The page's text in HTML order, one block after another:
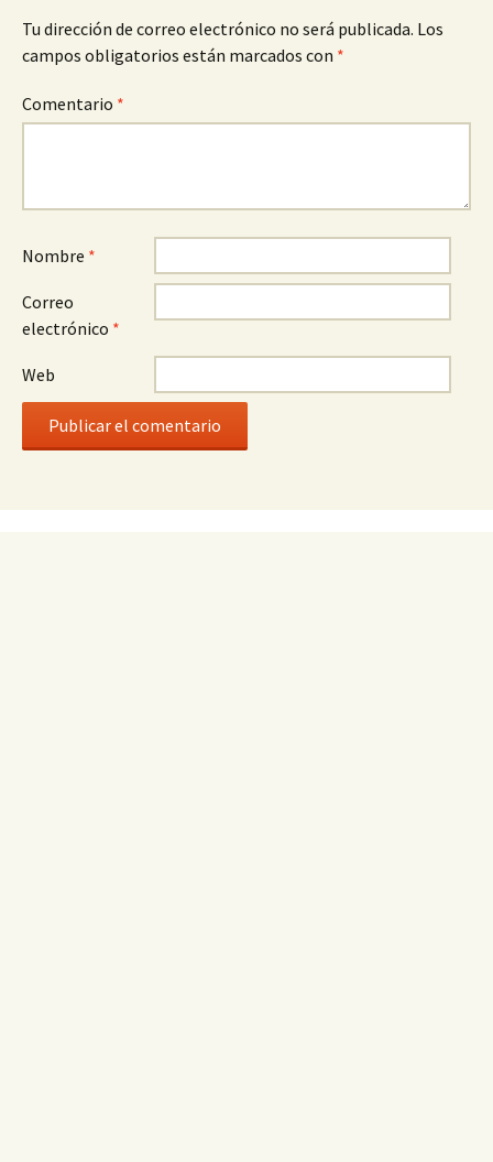
Tu dirección de correo electrónico no será publicada. Los
campos obligatorios están marcados con *
Comentario *
Nombre *
Correo
electrónico *
Web